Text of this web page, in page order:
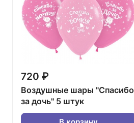
720 ₽
Воздушные шары "Спасибо
за дочь" 5 штук